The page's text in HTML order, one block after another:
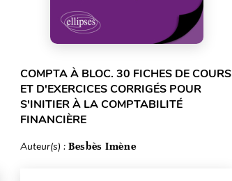
COMPTA À BLOC. 30 FICHES DE COURS
ET D'EXERCICES CORRIGÉS POUR
S'INITIER À LA COMPTABILITÉ
FINANCIÈRE
Auteur(s) : Besbès Imène